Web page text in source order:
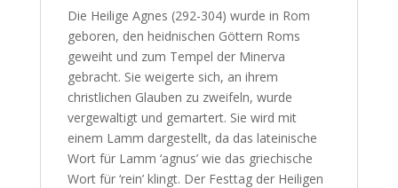
Die Heilige Agnes (292-304) wurde in Rom
geboren, den heidnischen Göttern Roms
geweiht und zum Tempel der Minerva
gebracht. Sie weigerte sich, an ihrem
christlichen Glauben zu zweifeln, wurde
vergewaltigt und gemartert. Sie wird mit
einem Lamm dargestellt, da das lateinische
Wort für Lamm ‘agnus’ wie das griechische
Wort für ‘rein’ klingt. Der Festtag der Heiligen